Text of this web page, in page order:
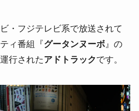
・フジテレビ系で放送されて
ィ番組『グータンヌーボ』の
行されたアドトラックです。